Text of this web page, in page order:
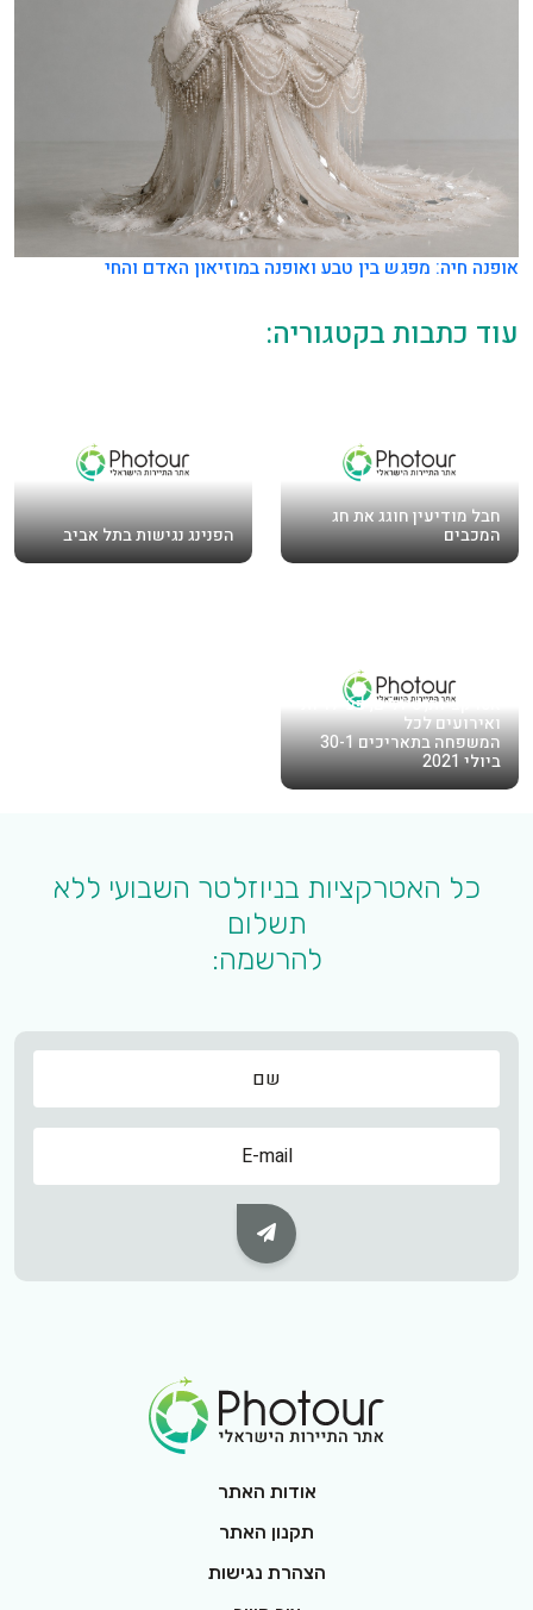
אופנה חיה: מפגש בין טבע ואופנה במוזיאון האדם והחי
עוד כתבות בקטגוריה:
חבל מודיעין חוגג את חג
המכבים הפנינג נגישות בתל אביב
אטרקציות, טיולים, פעילויות
ואירועים לכל
המשפחה בתאריכים 30-1
ביולי 2021
כל האטרקציות בניוזלטר השבועי ללא
תשלום
להרשמה:
שם
שם
Subscribe Button
אודות האתר
תקנון האתר
הצהרת נגישות